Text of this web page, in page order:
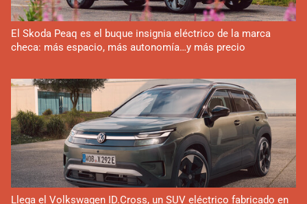
El Skoda Peaq es el buque insignia eléctrico de la marca
checa: más espacio, más autonomía…y más precio
Llega el Volkswagen ID.Cross, un SUV eléctrico fabricado en